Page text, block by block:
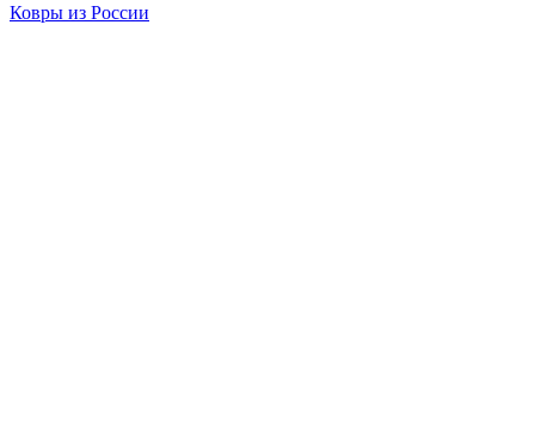
Ковры из России